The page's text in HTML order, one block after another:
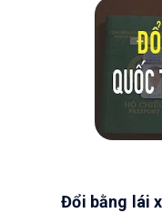
Đổi bằng lái